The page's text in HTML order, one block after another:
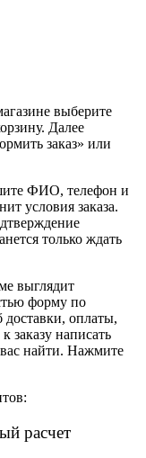
выберите
Далее
заказ» или
ФИО, телефон и
условия заказа.
только ждать
выглядит
форму по
доставки, оплаты,
заказу написать
найти. Нажмите
расчет